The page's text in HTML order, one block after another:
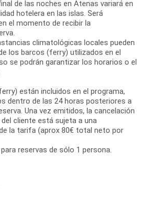
de las noches en Atenas variará en
hotelera en las islas. Será
el momento de recibir la
climatológicas locales pueden
los barcos (ferry) utilizados en el
se podrán garantizar los horarios o el
están incluidos en el programa,
dentro de las 24 horas posteriores a
Una vez emitidos, la cancelación
cliente está sujeta a una
la tarifa (aprox 80€ total neto por
reservas de sólo 1 persona.